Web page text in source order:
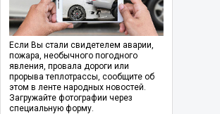
Если Вы стали свидетелем аварии,
пожара, необычного погодного
явления, провала дороги или
прорыва теплотрассы, сообщите об
этом в ленте народных новостей.
Загружайте фотографии через
специальную форму.